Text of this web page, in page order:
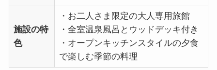
施設の特
色
・お二人さま限定の大人専用旅館
・全室温泉風呂とウッドデッキ付き
・オープンキッチンスタイルの夕食
で楽しむ季節の料理